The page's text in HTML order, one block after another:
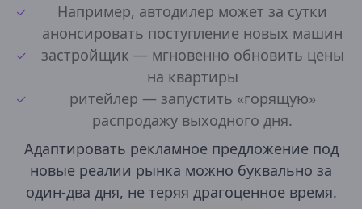
Например, автодилер может за сутки
анонсировать поступление новых машин
застройщик — мгновенно обновить цены
на квартиры
ритейлер — запустить «горящую»
распродажу выходного дня.
Адаптировать рекламное предложение под
новые реалии рынка можно буквально за
один-два дня, не теряя драгоценное время.
Могилев
Солигорск
Республика Бурятия
Республика Дагестан
Дербент
Избербаш
Каспийск
Кизилюрт